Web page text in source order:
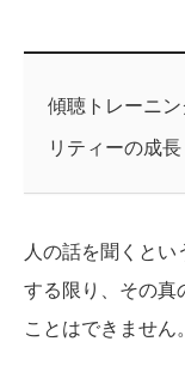
傾聴トレーニ
リティーの成長
人の話を聞くと
する限り、その真
ことはできません。